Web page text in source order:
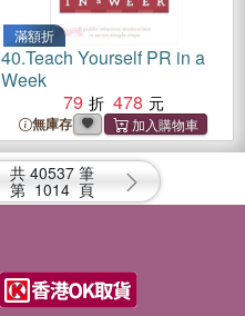
滿額折
40.Teach Yourself PR in a
Week
79
478
無庫存
共 40537 筆
第 1014 頁